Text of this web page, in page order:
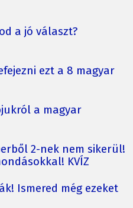
a jó választ?
ezt a 8 magyar
a magyar
2-nek nem sikerül!
KVÍZ
Ismered még ezeket